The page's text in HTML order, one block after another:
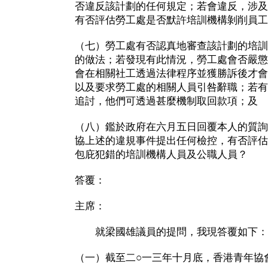
否違反該計劃的任何規定；若會違反，涉
有否評估勞工處是否默許培訓機構剝削員
（七）勞工處有否認真地審查該計劃的培
的做法；若發現有此情況，勞工處會否嚴
會在相關社工透過法律程序並獲勝訴後才
以及要求勞工處的相關人員引咎辭職；若
追討，他們可透過甚麼機制取回款項；及
（八）鑑於政府在六月五日回覆本人的質
協上述的違規事件提出任何檢控，有否評
包庇犯錯的培訓機構人員及公職人員？
答覆：
主席：
就梁國雄議員的提問，我現答覆如下：
（一）截至二○一三年十月底，香港青年